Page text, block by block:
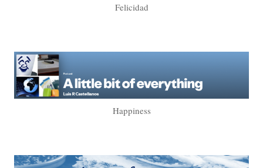
Felicidad
Happiness